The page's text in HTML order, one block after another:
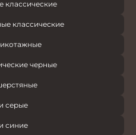
классические
классические
черные
серые
синие